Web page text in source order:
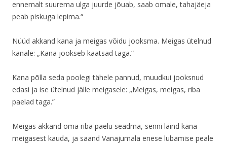
ennemalt suurema ulga juurde jõuab, saab omale, tahajäeja
peab piskuga lepima.“
Nüüd akkand kana ja meigas võidu jooksma. Meigas ütelnud
kanale: „Kana jookseb kaatsad taga.“
Kana põlla seda poolegi tähele pannud, muudkui jooksnud
edasi ja ise ütelnud jälle meigasele: „Meigas, meigas, riba
paelad taga.”
Meigas akkand oma riba paelu seadma, senni läind kana
meigasest kauda, ja saand Vanajumala enese lubamise peale